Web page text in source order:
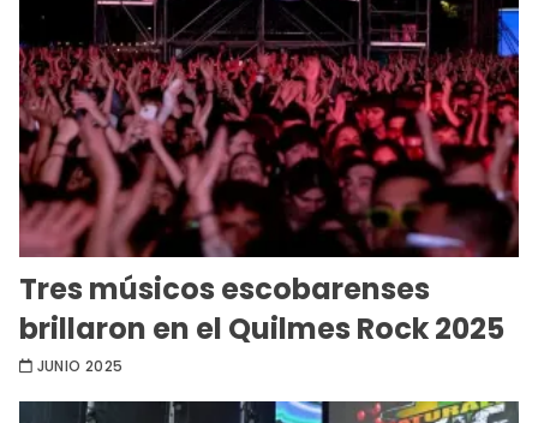
Tres músicos escobarenses
brillaron en el Quilmes Rock 2025
JUNIO 2025